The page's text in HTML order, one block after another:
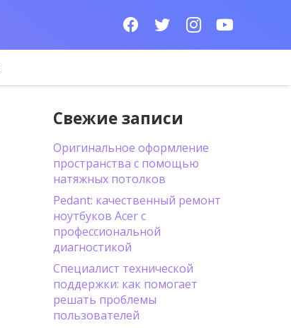
Свежие записи
Оригинальное оформление
пространства с помощью
натяжных потолков
Pedant: качественный ремонт
ноутбуков Acer с
профессиональной
диагностикой
Специалист технической
поддержки: как помогает
решать проблемы
пользователей